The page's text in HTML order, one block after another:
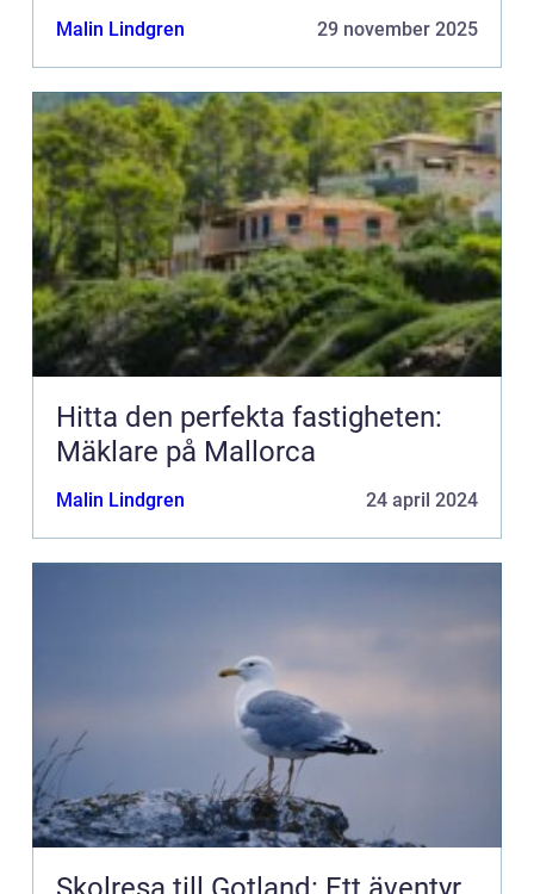
Malin Lindgren 29 november 2025
Hitta den perfekta fastigheten:
Mäklare på Mallorca
Malin Lindgren 24 april 2024